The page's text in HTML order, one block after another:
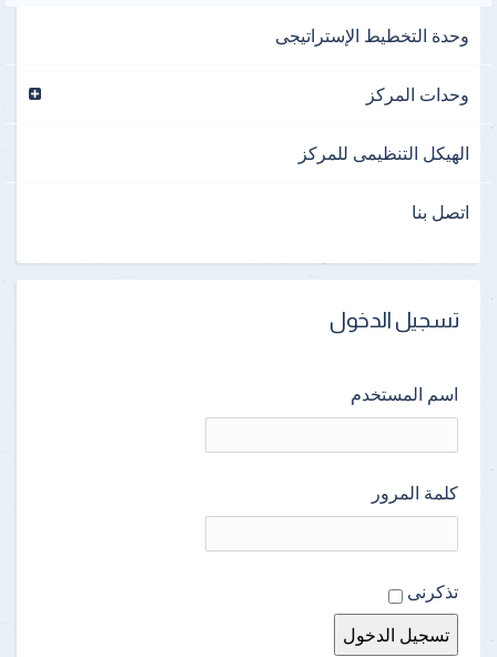
وحدة التخطيط الإستراتيجى
وحدات المركز
الهيكل التنظيمى للمركز
اتصل بنا
تسجيل الدخول
اسم المستخدم
كلمة المرور
تذكرنى